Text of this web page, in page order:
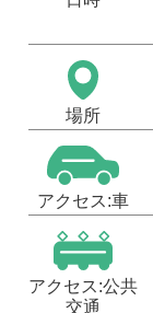
場所
アクセス:車
アクセス:公共
交通